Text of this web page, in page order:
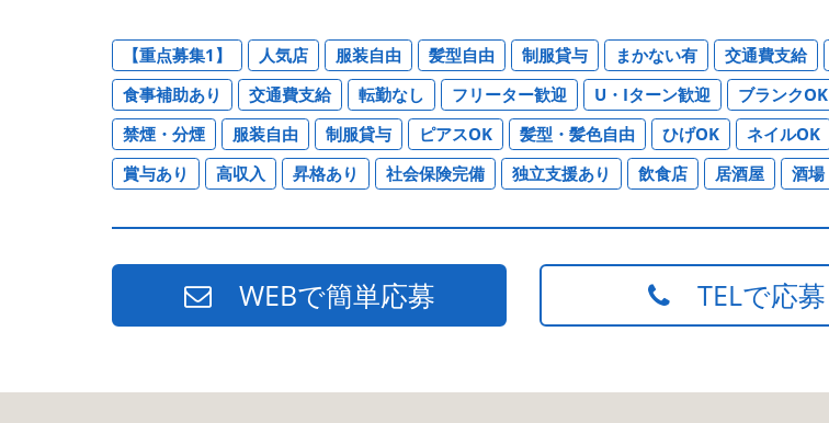
【重点募集1】 人気店 服装自由 髪型自由 制服貸与 まかない有 交通費支給
食事補助あり
交通費支給 転勤なし フリーター歓迎 U・Iターン歓迎 ブランクOK
禁煙・分煙
服装自由 制服貸与 ピアスOK 髪型・髪色自由 ひげOK ネイルOK
賞与あり
高収入 昇格あり 社会保険完備 独立支援あり 飲食店 居酒屋 酒場
WEBで簡単応募 TELで応募